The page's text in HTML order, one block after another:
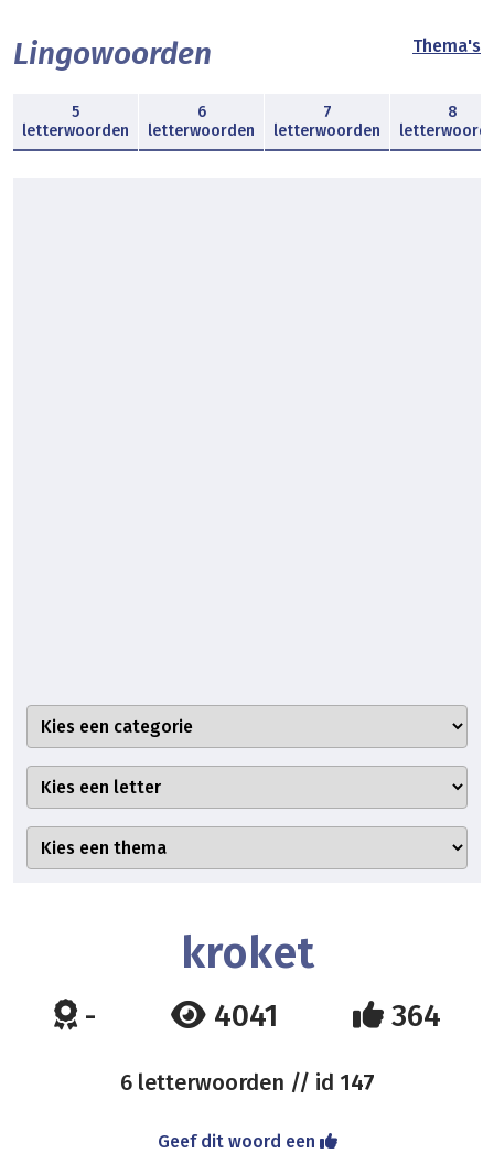
Lingowoorden Thema's
5
letterwoorden
6
letterwoorden
7
letterwoorden
8
kroket
- 4041 364
6 letterwoorden // id 147
Geef dit woord een